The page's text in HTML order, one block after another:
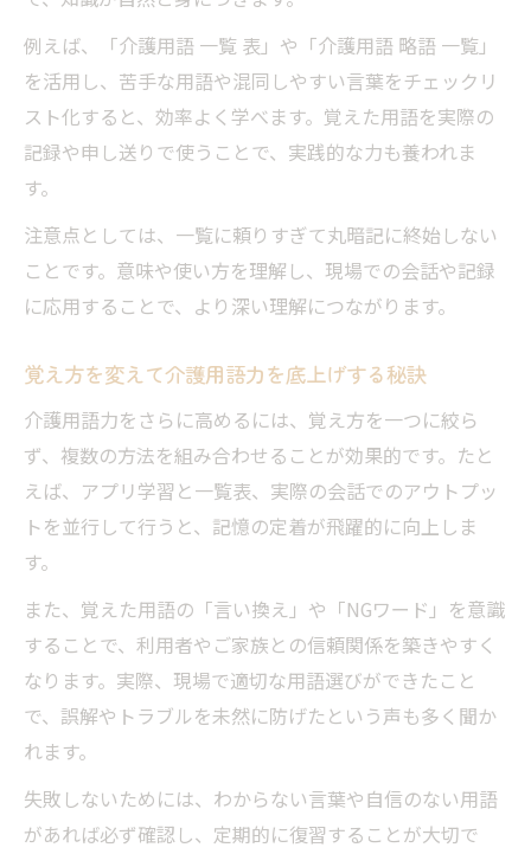
例えば、「介護用語 一覧 表」や「介護用語 略語 一覧」
を活用し、苦手な用語や混同しやすい言葉をチェックリ
スト化すると、効率よく学べます。覚えた用語を実際の
記録や申し送りで使うことで、実践的な力も養われま
す。
注意点としては、一覧に頼りすぎて丸暗記に終始しない
ことです。意味や使い方を理解し、現場での会話や記録
に応用することで、より深い理解につながります。
覚え方を変えて介護用語力を底上げする秘訣
介護用語力をさらに高めるには、覚え方を一つに絞ら
ず、複数の方法を組み合わせることが効果的です。たと
えば、アプリ学習と一覧表、実際の会話でのアウトプッ
トを並行して行うと、記憶の定着が飛躍的に向上しま
す。
また、覚えた用語の「言い換え」や「NGワード」を意識
することで、利用者やご家族との信頼関係を築きやすく
なります。実際、現場で適切な用語選びができたこと
で、誤解やトラブルを未然に防げたという声も多く聞か
れます。
失敗しないためには、わからない言葉や自信のない用語
があれば必ず確認し、定期的に復習することが大切で